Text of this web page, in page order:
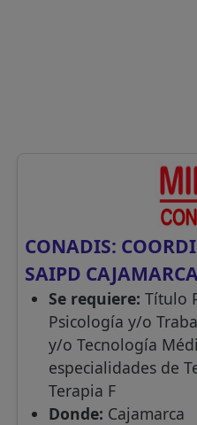
CONADIS:
SAIPD
Se requiere: Título
Psicología y/o
y/o Tecnología
especialidades de
Terapia F
Donde: Cajamarca